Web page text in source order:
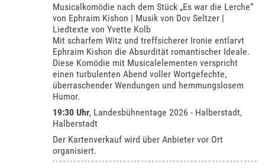
Musicalkomödie nach dem Stück „Es war die Lerche“
von Ephraim Kishon | Musik von Dov Seltzer |
Liedtexte von Yvette Kolb
Mit scharfem Witz und treffsicherer Ironie entlarvt
Ephraim Kishon die Absurdität romantischer Ideale.
Diese Komödie mit Musicalelementen verspricht
einen turbulenten Abend voller Wortgefechte,
überraschender Wendungen und hemmungslosem
Humor.
19:30 Uhr, Landesbühnentage 2026 - Halberstadt,
Halberstadt
Der Kartenverkauf wird über Anbieter vor Ort
organisiert.